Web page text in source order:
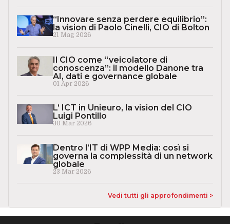
“Innovare senza perdere equilibrio”:
la vision di Paolo Cinelli, CIO di Bolton
21 Mag 2026
Il CIO come “veicolatore di
conoscenza”: il modello Danone tra
AI, dati e governance globale
01 Apr 2026
L’ ICT in Unieuro, la vision del CIO
Luigi Pontillo
30 Mar 2026
Dentro l’IT di WPP Media: così si
governa la complessità di un network
globale
23 Mar 2026
Vedi tutti gli approfondimenti >